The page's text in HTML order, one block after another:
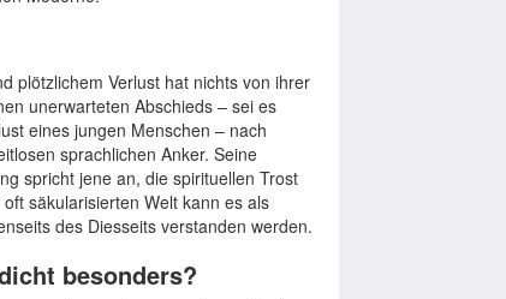
plötzlichem Verlust hat nichts von ihrer
unerwarteten Abschieds – sei es
eines jungen Menschen – nach
sprachlichen Anker. Seine
spricht jene an, die spirituellen Trost
säkularisierten Welt kann es als
des Diesseits verstanden werden.
besonders?